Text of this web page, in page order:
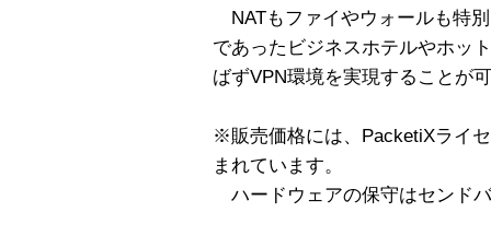
NATもファイやウォールも特
であったビジネスホテルやホッ
ばずVPN環境を実現することが
※販売価格には、PacketiXライ
まれています。
ハードウェアの保守はセンド